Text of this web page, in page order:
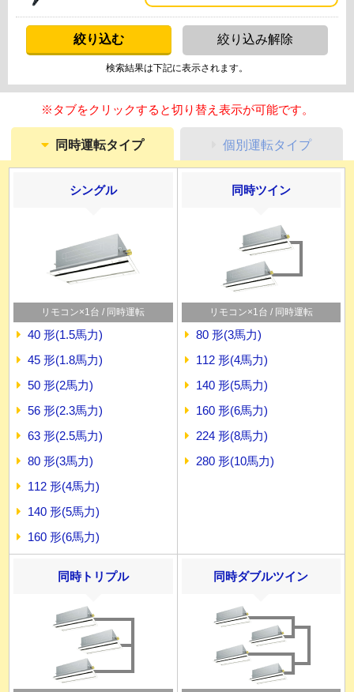
検索結果は下記に表示されます。
※タブをクリックすると切り替え表示が可能です。
同時運転タイプ 個別運転タイプ
シングル
リモコン×1台 / 同時運転
40 形(1.5馬力)
45 形(1.8馬力)
50 形(2馬力)
56 形(2.3馬力)
63 形(2.5馬力)
80 形(3馬力)
112 形(4馬力)
140 形(5馬力)
160 形(6馬力)
同時ツイン
リモコン×1台 / 同時運転
80 形(3馬力)
112 形(4馬力)
140 形(5馬力)
160 形(6馬力)
224 形(8馬力)
280 形(10馬力)
同時トリプル 同時ダブルツイン